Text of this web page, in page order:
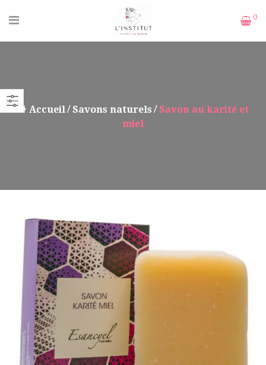
0
Accueil Savons naturels
Savon au karité et
miel